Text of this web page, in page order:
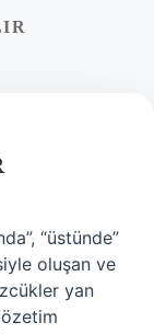
“üstünde”
oluşan ve
yan